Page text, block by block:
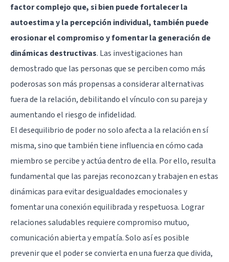
factor complejo que, si bien puede fortalecer la
autoestima y la percepción individual, también puede
erosionar el compromiso y fomentar la generación de
dinámicas destructivas. Las investigaciones han
demostrado que las personas que se perciben como más
poderosas son más propensas a considerar alternativas
fuera de la relación, debilitando el vínculo con su pareja y
aumentando el riesgo de infidelidad.
El desequilibrio de poder no solo afecta a la relación en sí
misma, sino que también tiene influencia en cómo cada
miembro se percibe y actúa dentro de ella. Por ello, resulta
fundamental que las parejas reconozcan y trabajen en estas
dinámicas para evitar desigualdades emocionales y
fomentar una conexión equilibrada y respetuosa. Lograr
relaciones saludables requiere compromiso mutuo,
comunicación abierta y empatía. Solo así es posible
prevenir que el poder se convierta en una fuerza que divida,